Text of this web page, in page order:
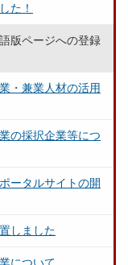
た！
版ページへの登録
・兼業人材の活用
の採択企業等につ
ータルサイトの開
しました